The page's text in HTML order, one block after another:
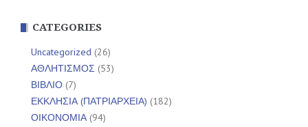
CATEGORIES
Uncategorized (26)
ΑΘΛΗΤΙΣΜΟΣ (53)
ΒΙΒΛΙΟ (7)
ΕΚΚΛΗΣΙΑ (ΠΑΤΡΙΑΡΧΕΙΑ) (182)
ΟΙΚΟΝΟΜΙΑ(94)